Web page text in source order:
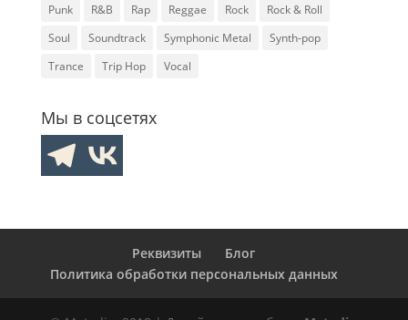
Punk
R&B Rap Reggae Rock
Rock & Roll
Soul
Soundtrack Symphonic Metal
Synth-pop
Trance
Trip Hop Vocal
Мы в соцсетях
Реквизиты
Блог
Политика обработки персональных данных